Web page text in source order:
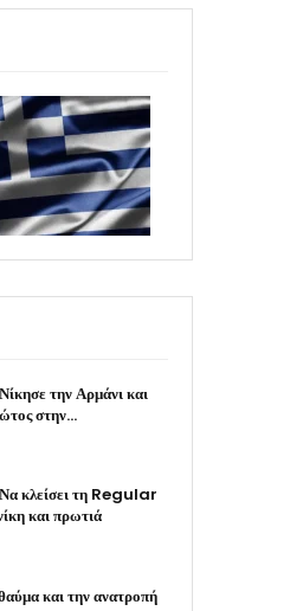
την Αρμάνι και
στην…
κλείσει τη Regular
και πρωτιά
και την ανατροπή